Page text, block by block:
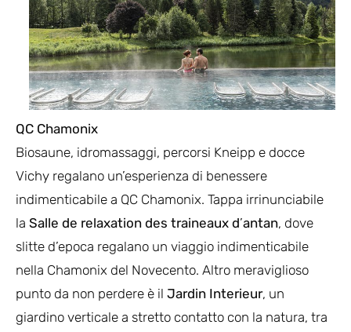
QC Chamonix
Biosaune, idromassaggi, percorsi Kneipp e docce
Vichy regalano un’esperienza di benessere
indimenticabile a QC Chamonix. Tappa irrinunciabile
la Salle de relaxation des traineaux d’antan, dove
slitte d’epoca regalano un viaggio indimenticabile
nella Chamonix del Novecento. Altro meraviglioso
punto da non perdere è il Jardin Interieur, un
giardino verticale a stretto contatto con la natura, tra